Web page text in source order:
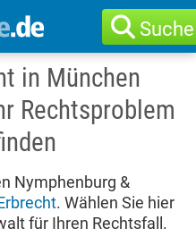
Suche
in München
Rechtsproblem
Nymphenburg &
. Wählen Sie hier
für Ihren Rechtsfall.